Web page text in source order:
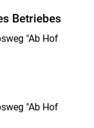
Betriebes
"Ab Hof
"Ab Hof